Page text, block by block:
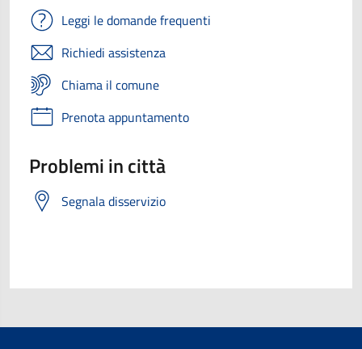
Leggi le domande frequenti
Richiedi assistenza
Chiama il comune
Prenota appuntamento
Problemi in città
Segnala disservizio